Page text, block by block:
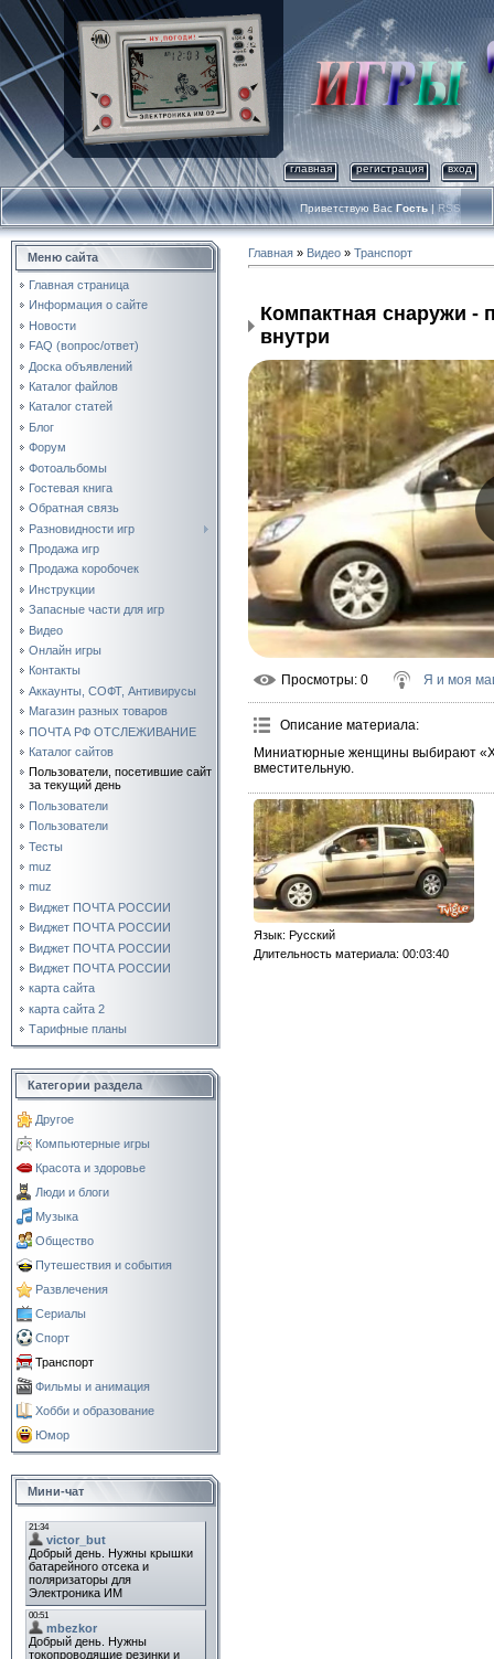
главная регистрация вход
Приветствую Вас Гость | RSS
Меню сайта
Главная страница
Информация о сайте
Новости
FAQ (вопрос/ответ)
Доска объявлений
Каталог файлов
Каталог статей
Блог
Форум
Фотоальбомы
Гостевая книга
Обратная связь
Разновидности игр
Продажа игр
Продажа коробочек
Инструкции
Запасные части для игр
Видео
Онлайн игры
Контакты
Аккаунты, СОФТ, Антивирусы
Магазин разных товаров
ПОЧТА РФ ОТСЛЕЖИВАНИЕ
Каталог сайтов
Пользователи, посетившие сайт
за текущий день
Пользователи
Пользователи
Тесты
muz
muz
Виджет ПОЧТА РОССИИ
Виджет ПОЧТА РОССИИ
Виджет ПОЧТА РОССИИ
Виджет ПОЧТА РОССИИ
карта сайта
карта сайта 2
Тарифные планы
Категории раздела
Другое
Компьютерные игры
Красота и здоровье
Люди и блоги
Музыка
Общество
Путешествия и события
Развлечения
Сериалы
Спорт
Транспорт
Фильмы и анимация
Хобби и образование
Юмор
Мини-чат
Главная » Видео » Транспорт
Компактная снаружи -
внутри
Просмотры: 0 Я и моя
Описание материала:
Миниатюрные женщины выбирают
вместительную.
Язык: Русский
Длительность материала: 00:03:40